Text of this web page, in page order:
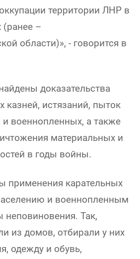
территории ЛНР в
(ранее –
области)», - говорится в
доказательства
казней, истязаний, пыток
военнопленных, а также
материальных и
в годы войны.
применения карательных
и военнопленным
Так,
из домов, отбирали у них
одежду и обувь,